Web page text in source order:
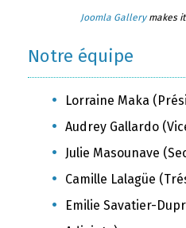
Joomla Gallerymakes it
Notre équipe
Lorraine Maka
Audrey Gallardo
Julie Masounave
Camille Lalagüe
Emilie Savatier-